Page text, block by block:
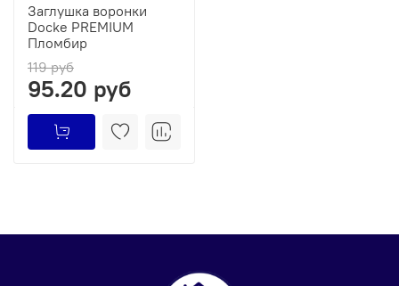
Заглушка воронки
Docke PREMIUM
Пломбир
119 руб
95.20 руб